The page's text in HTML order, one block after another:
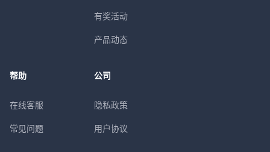
有奖活动
产品动态
帮助
在线客服
常见问题
公司
隐私政策
用户协议